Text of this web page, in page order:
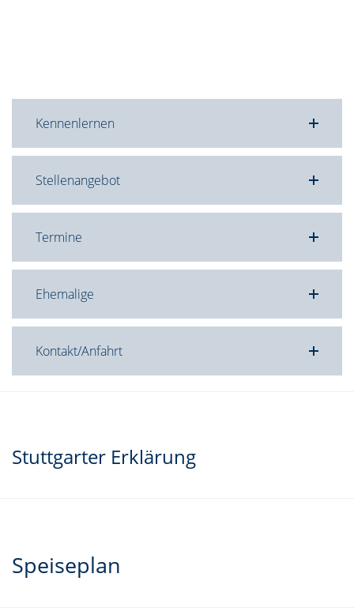
Kennenlernen
Stellenangebot
Termine
Ehemalige
Kontakt/Anfahrt
Stuttgarter Erklärung
Speiseplan